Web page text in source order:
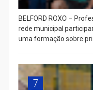
BELFORD ROXO –
rede municipal
uma formação sobre
7